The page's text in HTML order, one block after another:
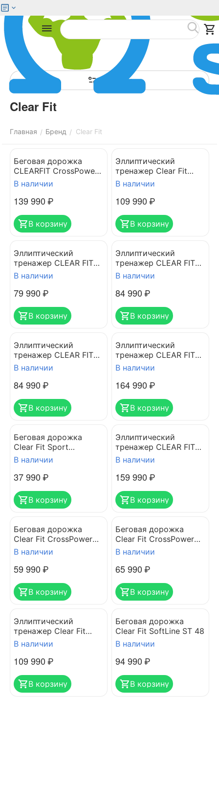
Фильтры
Clear Fit
Главная / Бренд / Clear Fit
Беговая дорожка
CLEARFIT CrossPower
CT 520 AI
В наличии
139 990₽
В корзину
Эллиптический
тренажер Clear Fit
StartHouse SX 50 BMI
В наличии
109 990₽
В корзину
Эллиптический
тренажер CLEAR FIT
StartHouse SX 46 B
В наличии
79 990₽
В корзину
Эллиптический
тренажер CLEAR FIT
StartHouse SX 46 BMI
В наличии
84 990₽
В корзину
Эллиптический
тренажер CLEAR FIT
StartHouse SX 50 BR
В наличии
84 990₽
В корзину
Эллиптический
тренажер CLEAR FIT
StartHouse SX 51 MI
В наличии
164 990₽
В корзину
Беговая дорожка
Clear Fit Sport
ProxyLine TM 41
В наличии
37 990₽
В корзину
Эллиптический
тренажер CLEAR FIT
MaxPower X 450
В наличии
159 990₽
В корзину
Беговая дорожка
Clear Fit CrossPower
CT 460 MI
В наличии
59 990₽
В корзину
Беговая дорожка
Clear Fit CrossPower
CT 460 AI
В наличии
65 990₽
В корзину
Эллиптический
тренажер Clear Fit
CrossPower CX 500 MI
В наличии
109 990₽
В корзину
Беговая дорожка
Clear Fit SoftLine ST 48
В наличии
94 990₽
В корзину
Меню Найти